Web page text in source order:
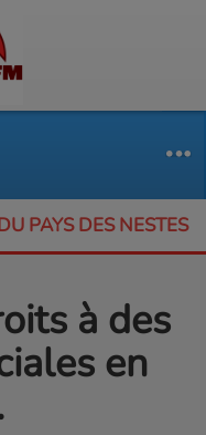
PAYS DES NESTES
à projets pour protéger la
à des
en